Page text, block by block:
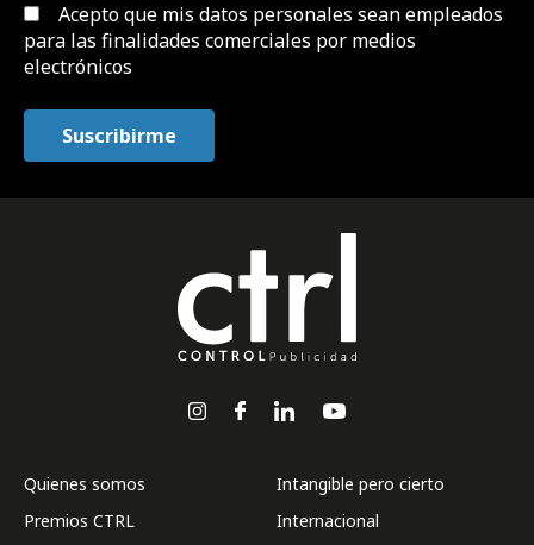
Acepto que mis datos personales sean empleados
para las finalidades comerciales por medios
electrónicos
Quienes somos
Premios CTRL
Intangible pero cierto
Internacional